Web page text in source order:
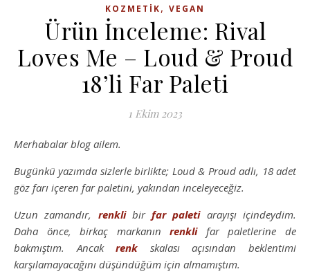
KOZMETIK, VEGAN
Ürün İnceleme: Rival
Loves Me – Loud & Proud
18’li Far Paleti
1 Ekim 2023
Merhabalar blog ailem.
Bugünkü yazımda sizlerle birlikte; Loud & Proud adlı, 18 adet
göz farı içeren far paletini, yakından inceleyeceğiz.
Uzun zamandır, renklibirfar paletiarayışı içindeydim.
Daha önce, birkaç markanınrenklifar paletlerine de
bakmıştım. Ancakrenk skalası açısından beklentimi
karşılamayacağını düşündüğüm için almamıştım.